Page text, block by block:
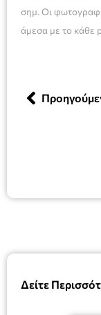
Δείτε
σημ. Οι
άμεσα με το κάθε